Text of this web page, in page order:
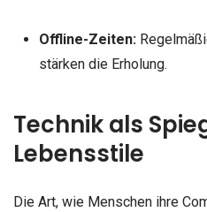
Offline-Zeiten:
stärken die Erholung.
Technik als
Lebensstile
Die Art, wie Menschen ihre